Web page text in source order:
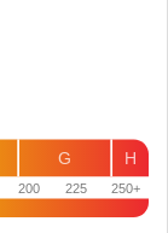
200 225 250+
H
G